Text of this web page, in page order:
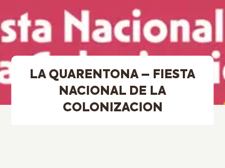
LA QUARENTONA – FIESTA
NACIONAL DE LA
COLONIZACION